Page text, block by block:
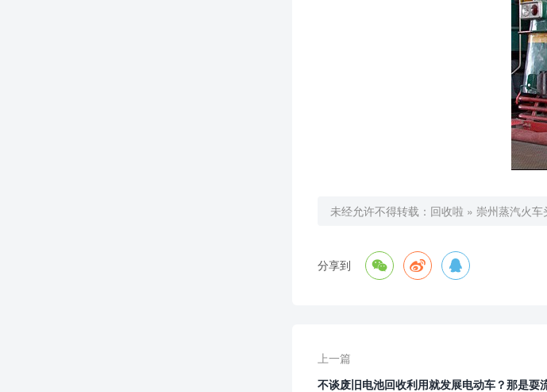
未经允许不得转载： 回收啦 » 崇州蒸汽火车
分享到   
上一篇
不谈废旧电池回收利用就发展电动车？那是耍